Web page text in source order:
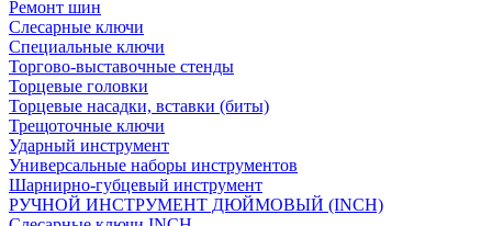
Ремонт шин
Слесарные ключи
Специальные ключи
Торгово-выставочные стенды
Торцевые головки
Торцевые насадки, вставки (биты)
Трещоточные ключи
Ударный инструмент
Универсальные наборы инструментов
Шарнирно-губцевый инструмент
РУЧНОЙ ИНСТРУМЕНТ ДЮЙМОВЫЙ (INCH)